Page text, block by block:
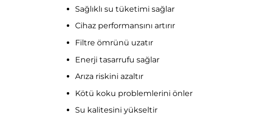
Sağlıklı su tüketimi sağlar
Cihaz performansını artırır
Filtre ömrünü uzatır
Enerji tasarrufu sağlar
Arıza riskini azaltır
Kötü koku problemlerini önler
Su kalitesini yükseltir